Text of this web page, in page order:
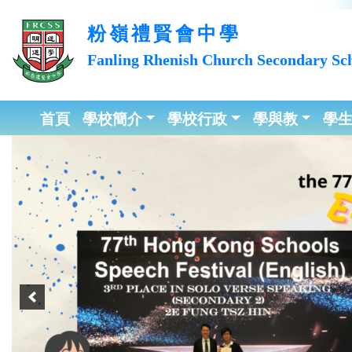
粉嶺禮賢會中學
Fanling Rhenish Church Secondary
首頁 學校簡介 學校行政 學與教 學